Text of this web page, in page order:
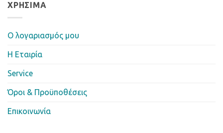
ΧΡΉΣΙΜΑ
Ο λογαριασμός μου
Η Eταιρία
Service
Όροι & Προϋποθέσεις
Επικοινωνία